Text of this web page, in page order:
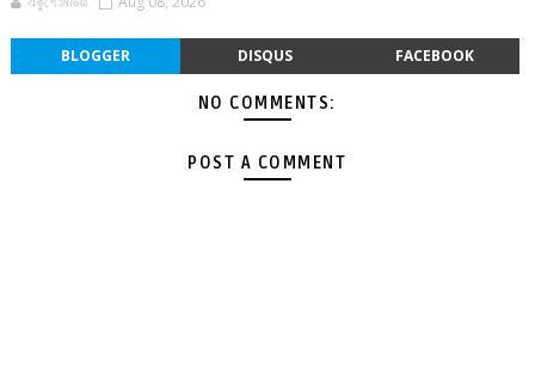
BLOGGER DISQUS FACEBOOK
NO COMMENTS:
POST A COMMENT